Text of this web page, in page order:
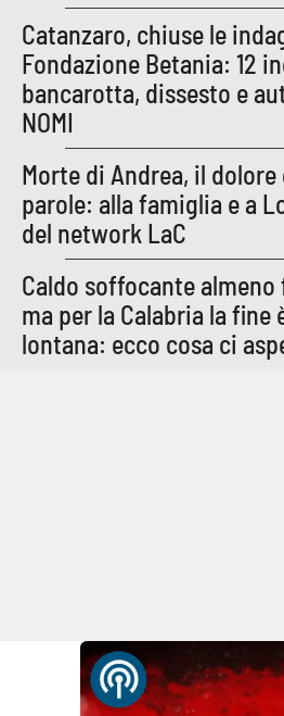
Catanzaro, chiuse le
Fondazione Betania: 12
bancarotta, dissesto e
NOMI
Morte di Andrea, il
parole: alla famiglia e a
del network LaC
Caldo soffocante
ma per la Calabria la fine
lontana: ecco cosa ci